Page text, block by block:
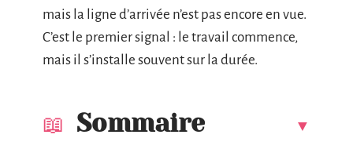
mais la ligne d’arrivée n’est pas encore en vue.
C’est le premier signal : le travail commence,
mais il s’installe souvent sur la durée.
Sommaire